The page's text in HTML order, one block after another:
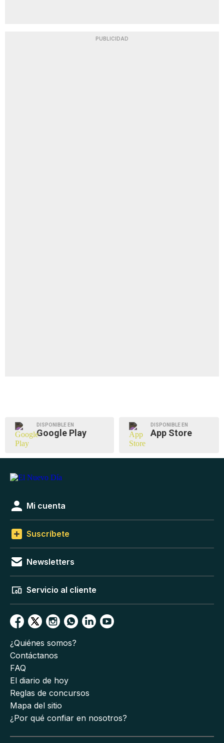
PUBLICIDAD
DISPONIBLE EN
Google Play
DISPONIBLE EN
App Store
Mi cuenta
Suscríbete
Newsletters
Servicio al cliente
¿Quiénes somos?
Contáctanos
FAQ
El diario de hoy
Reglas de concursos
Mapa del sitio
¿Por qué confiar en nosotros?